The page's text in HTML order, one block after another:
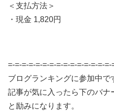
＜支払方法＞
・現金 1,820円
=-=-=-=-=-=-=-=-=-=-=-=-=-=-=-
ブログランキングに参加中で
記事が気に入ったら下のバナ
と励みになります。